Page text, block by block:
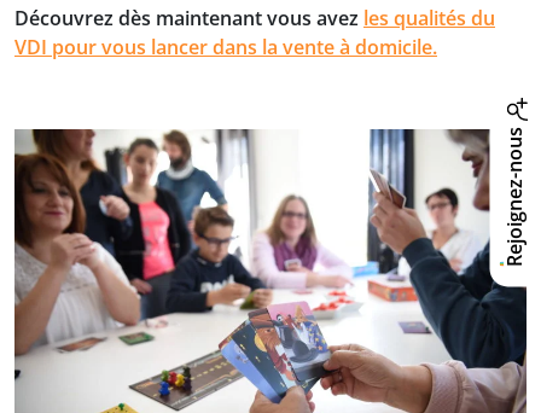
Rejoignez-nous
Découvrez dès maintenant vous avez les qualités du
VDI pour vous lancer dans la vente à domicile.